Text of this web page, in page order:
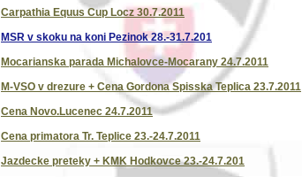
Carpathia Equus Cup Locz 30.7.2011
MSR v skoku na koni Pezinok 28.-31.7.201
Mocarianska parada Michalovce-Mocarany 24.7.2011
M-VSO v drezure + Cena Gordona Spisska Teplica 23.7.2011
Cena Novo.Lucenec 24.7.2011
Cena primatora Tr. Teplice 23.-24.7.2011
Jazdecke preteky + KMK Hodkovce 23.-24.7.201